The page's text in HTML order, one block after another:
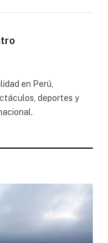
en Perú,
deportes y